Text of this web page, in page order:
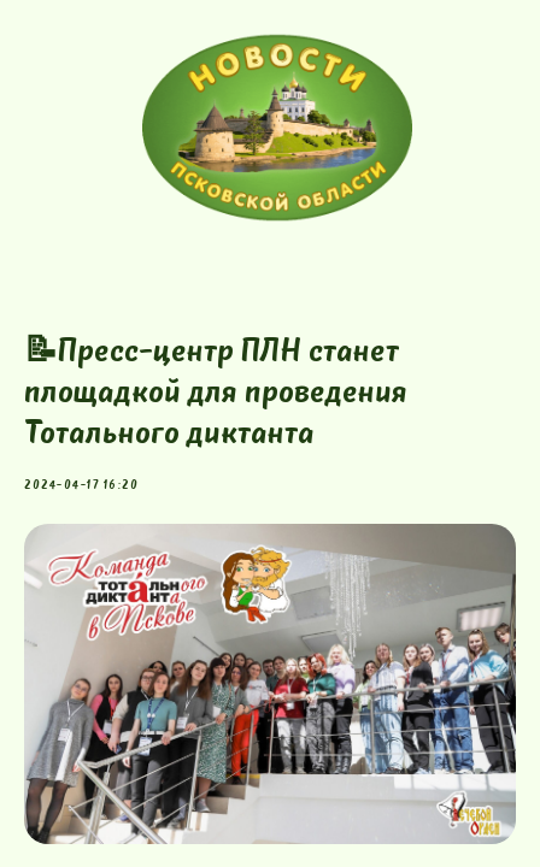
📝Пресс-центр ПЛН станет
площадкой для проведения
Тотального диктанта
2024-04-17 16:20